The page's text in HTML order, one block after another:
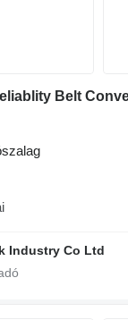
Industry Co Ltd